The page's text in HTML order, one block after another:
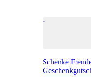
Schenke